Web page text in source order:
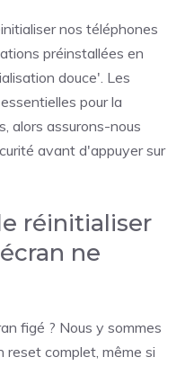
nos téléphones
préinstallées en
douce'. Les
pour la
alors assurons-nous
avant d'appuyer sur
réinitialiser
ne
figé ? Nous y sommes
reset complet, même si